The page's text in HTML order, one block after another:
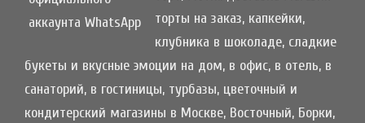
торты на заказ, капкейки,
клубника в шоколаде, сладкие
букеты и вкусные эмоции на дом, в офис, в отель, в
санаторий, в гостиницы, турбазы, цветочный и
кондитерский магазины в Москве, Восточный, Борки,